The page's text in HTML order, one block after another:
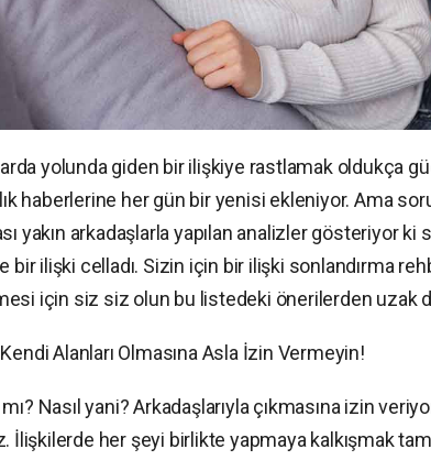
yolunda giden bir ilişkiye rastlamak oldukça
haberlerine her gün bir yenisi ekleniyor. Ama
yakın arkadaşlarla yapılan analizler gösteriyor
bir ilişki celladı. Sizin için bir ilişki sonlandırma
için siz siz olun bu listedeki önerilerden uzak
Alanları Olmasına Asla İzin Vermeyin!
mı? Nasıl yani? Arkadaşlarıyla çıkmasına izin
İlişkilerde her şeyi birlikte yapmaya kalkışmak